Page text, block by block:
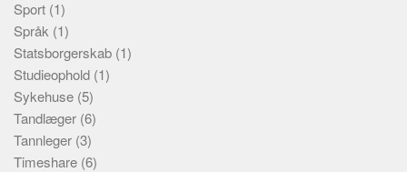
Sport (1)
Språk (1)
Statsborgerskab (1)
Studieophold (1)
Sykehuse (5)
Tandlæger (6)
Tannleger (3)
Timeshare (6)